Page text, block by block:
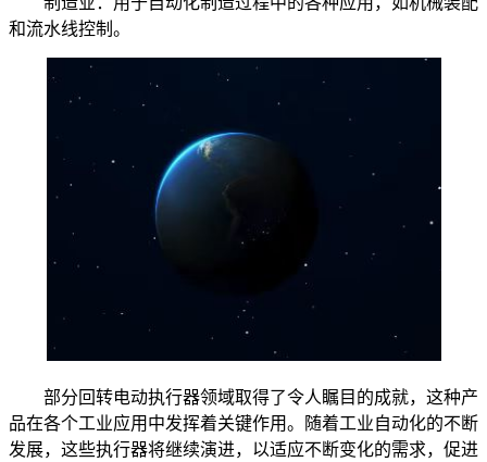
和流水线控制。
部分回转电动执行器领域取得了令人瞩目的成就，这种产
品在各个工业应用中发挥着关键作用。随着工业自动化的不断
发展，这些执行器将继续演进，以适应不断变化的需求，促进